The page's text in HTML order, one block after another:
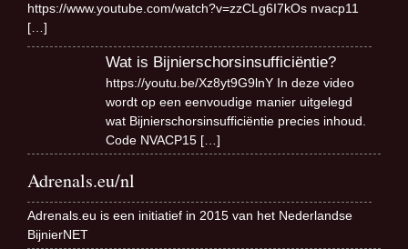
https://www.youtube.com/watch?v=zzCLg6I7kOs nvacp11
[…]
Wat is Bijnierschorsinsufficiëntie?
https://youtu.be/Xz8yt9G9lnY In deze video
wordt op een eenvoudige manier uitgelegd
wat Bijnierschorsinsufficiëntie precies inhoud.
Code NVACP15[…]
Adrenals.eu/nl
Adrenals.eu is een initiatief in 2015 van het Nederlandse
BijnierNET